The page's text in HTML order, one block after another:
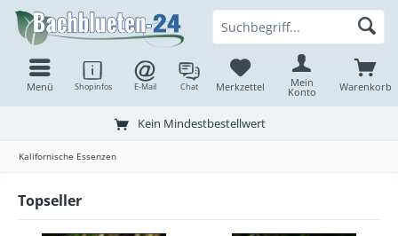
Kein Mindestbestellwert
Warenkorb
Shopinfos E-Mail Chat Merkzettel Mein
Konto
Menü
Kalifornische Essenzen
Topseller